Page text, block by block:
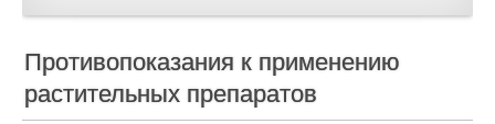
Противопоказания к применению
растительных препаратов